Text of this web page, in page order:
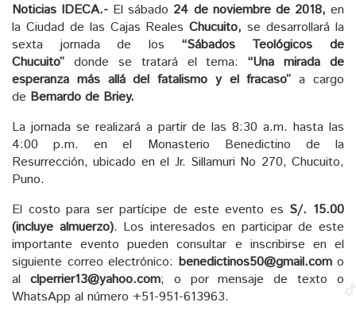
Noticias IDECA.- El sábado 24 de noviembrede 2018, en
la Ciudad de las Cajas RealesChucuito, se desarrollará la
sexta jornada de los “Sábados Teológicos de
Chucuito” donde se tratará el tema:“Una mirada de
esperanza más allá del fatalismo y el fracaso” a cargo
de Bernardo de Briey.
La jornada se realizará a partir de las 8:30 a.m. hasta las
4:00 p.m. en el Monasterio Benedictino de la
Resurrección, ubicado en el Jr. Sillamuri No 270, Chucuito,
Puno.
El costo para ser partícipe de este evento es S/. 15.00
(incluye almuerzo). Los interesados en participar de este
importante evento pueden consultar e inscribirse en el
siguiente correo electrónico: benedictinos50@gmail.como
al clperrier13@yahoo.com; o por mensaje de texto o
WhatsApp al número +51-951-613963.